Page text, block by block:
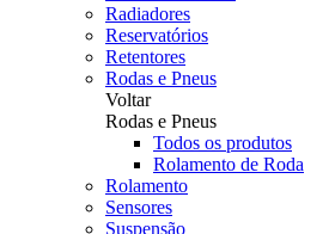
Radiadores
Reservatórios
Retentores
Rodas e Pneus
Voltar
Rodas e Pneus
Todos os produtos
Rolamento de Roda
Rolamento
Sensores
Suspensão